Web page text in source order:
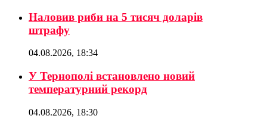
Наловив риби на 5 тисяч доларів
штрафу
04.08.2026, 18:34
У Тернополі встановлено новий
температурний рекорд
04.08.2026, 18:30